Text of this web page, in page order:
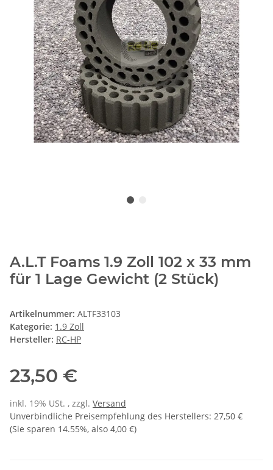
A.L.T Foams 1.9 Zoll 102 x 33 mm
für 1 Lage Gewicht (2 Stück)
Artikelnummer: ALTF33103
Kategorie: 1.9 Zoll
Hersteller: RC-HP
23,50 €
inkl. 19% USt. , zzgl. Versand
Unverbindliche Preisempfehlung des Herstellers: 27,50 €
(Sie sparen 14.55%, also 4,00 €)